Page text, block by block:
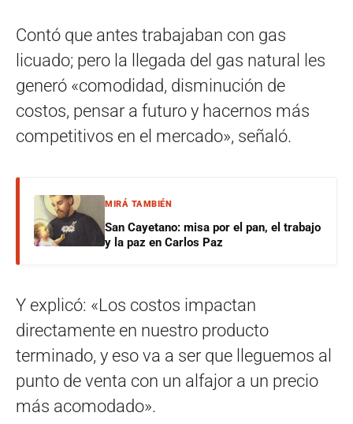
Contó que antes trabajaban con gas
licuado; pero la llegada del gas natural les
generó «comodidad, disminución de
costos, pensar a futuro y hacernos más
competitivos en el mercado», señaló.
MIRÁ TAMBIÉN
San Cayetano: misa por el pan, el trabajo
y la paz en Carlos Paz
Y explicó: «Los costos impactan
directamente en nuestro producto
terminado, y eso va a ser que lleguemos al
punto de venta con un alfajor a un precio
más acomodado».